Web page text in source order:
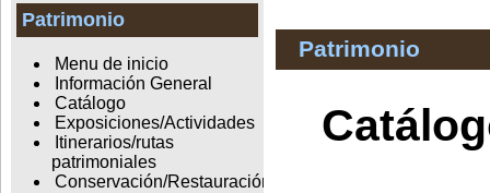
Patrimonio
Menu de inicio
Información General
Catálogo
Exposiciones/Actividades
Itinerarios/rutas
patrimoniales
Conservación/Restauración
Patrimonio